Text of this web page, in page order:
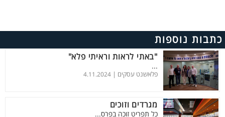
כתבות נוספות
"באתי לראות וראיתי פלא"
...
פלאשנט עסקים | 4.11.2024
מגרדים וזוכים
כל תפריט זוכה בפרס...